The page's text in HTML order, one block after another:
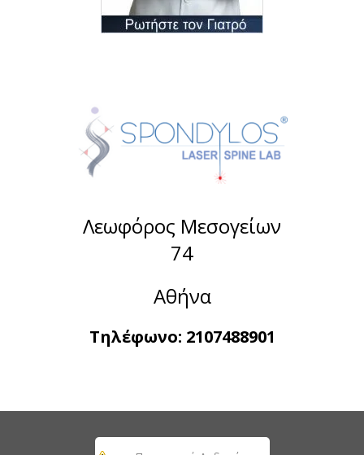
Λεωφόρος Μεσογείων
74
Αθήνα
Τηλέφωνο: 2107488901